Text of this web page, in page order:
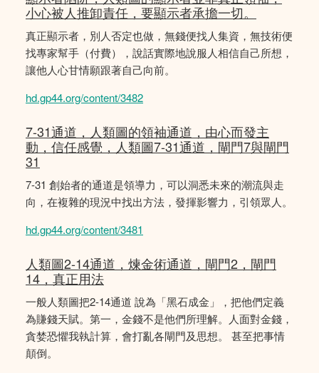
小心被人推卸責任，要顯示者承擔一切。
真正顯示者，別人否定也做，無錢便找人集資，無技術便
找專家幫手（付費），說話實際地說服人相信自己所想，
讓他人心甘情願跟著自己向前。
hd.gp44.org/content/3482
7-31通道，人類圖的領袖通道，由心而發主
動，信任感覺，人類圖7-31通道，閘門7與閘門
31
7-31 創始者的通道是領導力，可以洞悉未來的潮流與走
向，在複雜的現況中找出方法，發揮影響力，引領眾人。
hd.gp44.org/content/3481
人類圖2-14通道，煉金術通道，閘門2，閘門
14，真正用法
一般人類圖把2-14通道 說為「黑石成金」，把他們定義
為賺錢天賦。第一，金錢不是他們所理解。人面對金錢，
貪婪恐懼我執計算，會打亂各閘門及思想。 甚至把事情
顛倒。